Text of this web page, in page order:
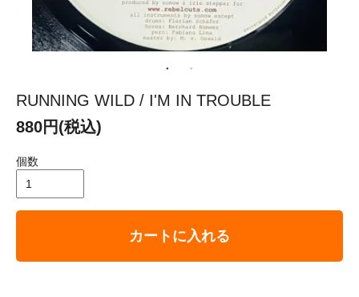
RUNNING WILD / I'M IN TROUBLE
880円(税込)
個数
カートに入れる